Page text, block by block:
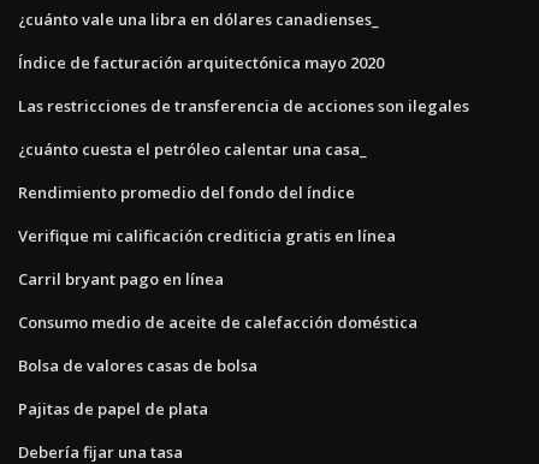
¿cuánto vale una libra en dólares canadienses_
Índice de facturación arquitectónica mayo 2020
Las restricciones de transferencia de acciones son ilegales
¿cuánto cuesta el petróleo calentar una casa_
Rendimiento promedio del fondo del índice
Verifique mi calificación crediticia gratis en línea
Carril bryant pago en línea
Consumo medio de aceite de calefacción doméstica
Bolsa de valores casas de bolsa
Pajitas de papel de plata
Debería fijar una tasa